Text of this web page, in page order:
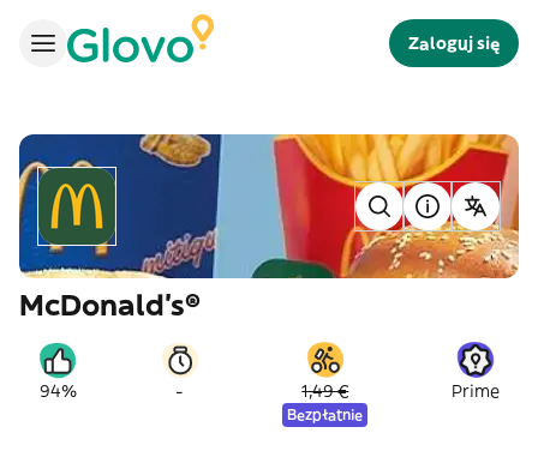
Zaloguj się
McDonald's®
94% - 1,49 €
Bezpłatnie
Prime